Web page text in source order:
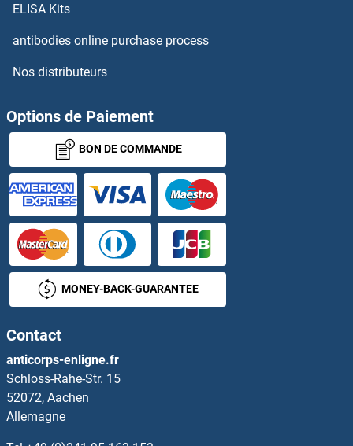
ECSIT Anticorps
ECT2 Anticorps
ECT2L Anticorps
Ectodysplasin A Anticorps
Ectodysplasin A2 Receptor Anticorps
EDAR Anticorps
EDARADD Anticorps
EDC3 Anticorps
EDC4 Anticorps
EDDM3B Anticorps
ELISA Kits
antibodies online purchase process
Nos distributeurs
Options de Paiement
BON DE COMMANDE
MONEY-BACK-GUARANTEE
Contact
anticorps-enligne.fr
Schloss-Rahe-Str. 15
52072, Aachen
Allemagne